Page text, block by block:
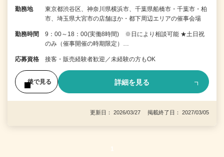
勤務地
東京都渋谷区、神奈川県横浜市、千葉県船橋市・千葉市・柏
市、埼玉県大宮市の店舗ほか・都下周辺エリアの催事会場
勤務時間
9：00～18：00(実働8時間) ※日により相談可能 ★土日祝
のみ（催事開催の時期限定）…
応募資格 接客・販売経験者歓迎／未経験の方もOK
後で見る 詳細を見る
更新日： 2026/03/27 掲載終了日： 2027/03/05
1